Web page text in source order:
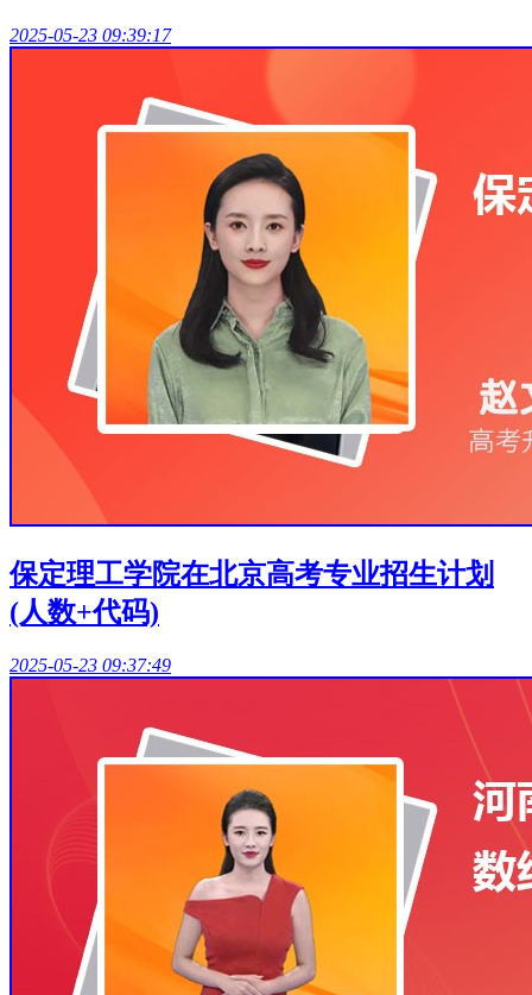
2025-05-23 09:39:17
保定理工学院在北京高考专业招生计划
(人数+代码)
2025-05-23 09:37:49